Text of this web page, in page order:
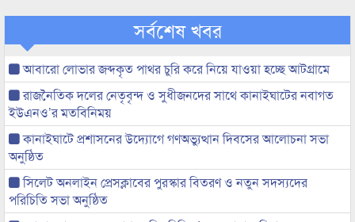
সর্বশেষ খবর
আবারো লোভার জব্দকৃত পাথর চুরি করে নিয়ে যাওয়া হচ্ছে আটগ্রামে
রাজনৈতিক দলের নেতৃবৃন্দ ও সুধীজনদের সাথে কানাইঘাটের নবাগত
ইউএনও’র মতবিনিময়
কানাইঘাটে প্রশাসনের উদ্যোগে গণঅভ্যুত্থান দিবসের আলোচনা সভা
অনুষ্ঠিত
সিলেট অনলাইন প্রেসক্লাবের পুরস্কার বিতরণ ও নতুন সদস্যদের
পরিচিতি সভা অনুষ্ঠিত